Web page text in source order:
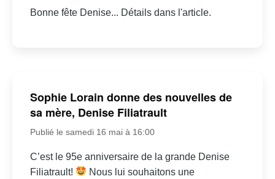
Bonne fête Denise... Détails dans l'article.
Sophie Lorain donne des nouvelles de
sa mère, Denise Filiatrault
Publié le samedi 16 mai à 16:00
C’est le 95e anniversaire de la grande Denise
Filiatrault!
Nous lui souhaitons une